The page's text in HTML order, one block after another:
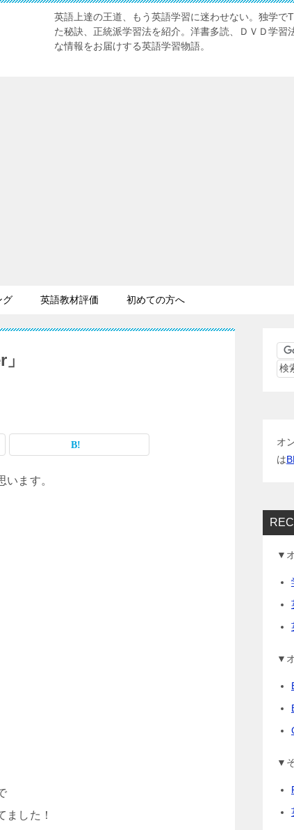
英語上達の王道、もう英語学習に迷わせない。独学
た秘訣、正統派学習法を紹介。洋書多読、ＤＶＤ学習
な情報をお届けする英語学習物語。
グ 英語教材評価 初めての方へ
ます。
した！
オ
は
▼
▼
▼